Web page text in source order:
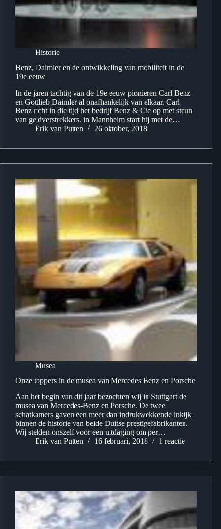
Historie
Benz, Daimler en de ontwikkeling van mobiliteit in de
19e eeuw
In de jaren tachtig van de 19e eeuw pionieren Carl Benz
en Gottlieb Daimler al onafhankelijk van elkaar. Carl
Benz richt in die tijd het bedrijf Benz & Cie op met steun
van geldverstrekkers. in Mannheim start hij met de…
Erik van Putten
26 oktober, 2018
Musea
Onze toppers in de musea van Mercedes Benz en Porsche
Aan het begin van dit jaar bezochten wij in Stuttgart de
musea van Mercedes-Benz en Porsche. De twee
schatkamers gaven een meer dan indrukwekkende inkijk
binnen de historie van beide Duitse prestigefabrikanten.
Wij stelden onszelf voor een uitdaging om per…
Erik van Putten
16 februari, 2018 1 reactie